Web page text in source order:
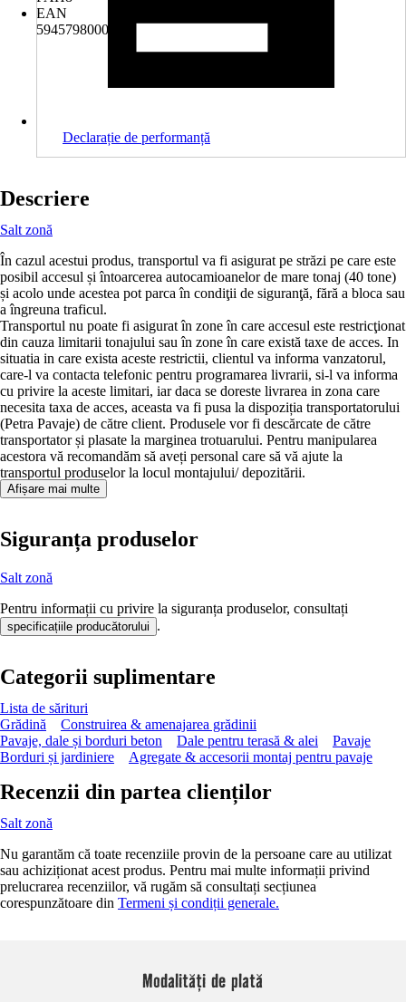
EAN
5945798000113
Declarație de performanță
Descriere
Salt zonă
În cazul acestui produs, transportul va fi asigurat pe străzi pe care este
posibil accesul și întoarcerea autocamioanelor de mare tonaj (40 tone)
și acolo unde acestea pot parca în condiţii de siguranţă, fără a bloca sau
a îngreuna traficul.
Transportul nu poate fi asigurat în zone în care accesul este restricţionat
din cauza limitarii tonajului sau în zone în care există taxe de acces. In
situatia in care exista aceste restrictii, clientul va informa vanzatorul,
care-l va contacta telefonic pentru programarea livrarii, si-l va informa
cu privire la aceste limitari, iar daca se doreste livrarea in zona care
necesita taxa de acces, aceasta va fi pusa la dispoziția transportatorului
(Petra Pavaje) de către client. Produsele vor fi descărcate de către
transportator și plasate la marginea trotuarului. Pentru manipularea
acestora vă recomandăm să aveți personal care să vă ajute la
transportul produselor la locul montajului/ depozitării.
Afișare mai multe
Siguranța produselor
Salt zonă
Pentru informații cu privire la siguranța produselor, consultați
specificațiile producătorului .
Categorii suplimentare
Lista de sărituri
Grădină
Construirea & amenajarea grădinii
Pavaje, dale și borduri beton
Dale pentru terasă & alei
Pavaje
Borduri și jardiniere
Agregate & accesorii montaj pentru pavaje
Recenzii din partea clienților
Salt zonă
Nu garantăm că toate recenziile provin de la persoane care au utilizat
sau achiziționat acest produs. Pentru mai multe informații privind
prelucrarea recenziilor, vă rugăm să consultați secțiunea
corespunzătoare din Termeni și condiții generale.
Modalități de plată